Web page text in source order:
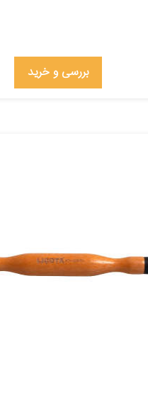
بررسی و خرید